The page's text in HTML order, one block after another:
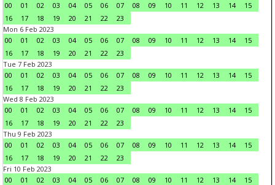
00
01 02 03 04 05 06 07 08 09 10 11 12 13 14
15
16
17 18 19 20 21 22
23
Mon 6 Feb 2023
00
01 02 03 04 05 06 07 08 09 10 11 12 13 14
15
16
17 18 19 20 21 22
23
Tue 7 Feb 2023
00
01 02 03 04 05 06 07 08 09 10 11 12 13 14
15
16
17 18 19 20 21 22
23
Wed 8 Feb 2023
00
01 02 03 04 05 06 07 08 09 10 11 12 13 14
15
16
17 18 19 20 21 22
23
Thu 9 Feb 2023
00
01 02 03 04 05 06 07 08 09 10 11 12 13 14
15
16
17 18 19 20 21 22
23
Fri 10 Feb 2023
00
01 02 03 04 05 06 07 08 09 10 11 12 13 14
15